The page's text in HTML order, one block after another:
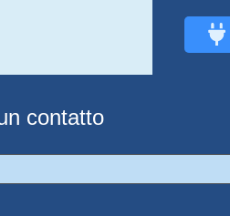
contatto